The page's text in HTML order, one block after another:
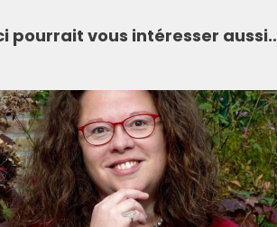
pourrait vous intéresser